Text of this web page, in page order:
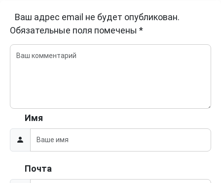
Ваш адрес email не будет опубликован.
Обязательные поля помечены *
Имя
Почта